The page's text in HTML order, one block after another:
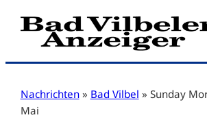
Zum
Inhalt
Nachrichten » Bad Vilbel » Sunday
Mai